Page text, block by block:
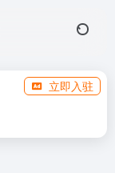
立即入驻